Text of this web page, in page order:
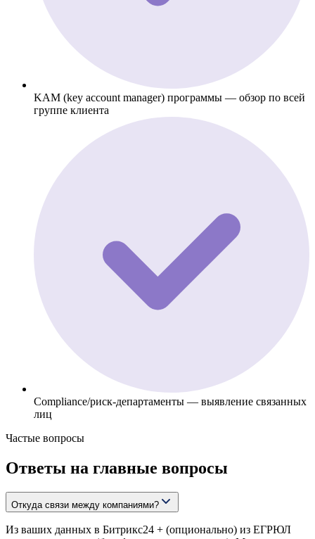
KAM (key account manager) программы — обзор по всей
группе клиента
Compliance/риск-департаменты — выявление связанных
лиц
Частые вопросы
Ответы на главные вопросы
Откуда связи между компаниями?
Из ваших данных в Битрикс24 + (опционально) из ЕГРЮЛ